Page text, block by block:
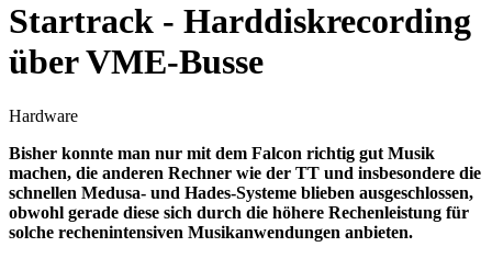
Startrack - Harddiskrecording
über VME-Busse
Hardware
Bisher konnte man nur mit dem Falcon richtig gut Musik
machen, die anderen Rechner wie der TT und insbesondere die
schnellen Medusa- und Hades-Systeme blieben ausgeschlossen,
obwohl gerade diese sich durch die höhere Rechenleistung für
solche rechenintensiven Musikanwendungen anbieten.